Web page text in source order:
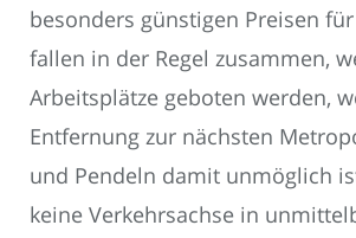
besonders günstigen Preisen
fallen in der Regel zusammen,
Arbeitsplätze geboten werden,
Entfernung zur nächsten
und Pendeln damit unmöglich
keine Verkehrsachse in